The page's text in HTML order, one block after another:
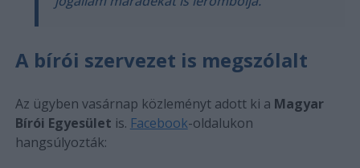
A bírói szervezet is megszólalt
Az ügyben vasárnap közleményt adott ki a Magyar
Bírói Egyesület is. Facebook-oldalukon
hangsúlyozták: